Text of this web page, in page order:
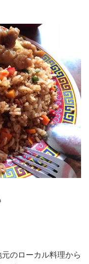
のローカル料理から